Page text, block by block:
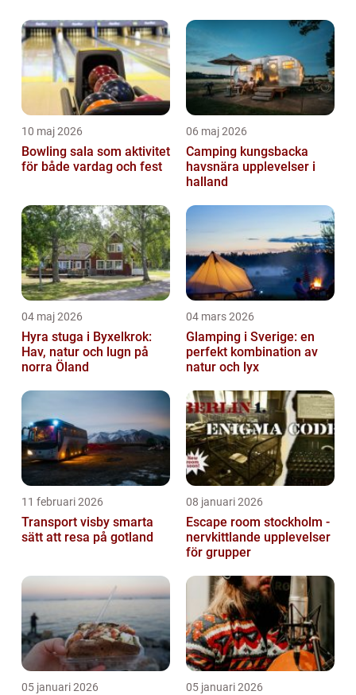
10 maj 2026
Bowling sala som aktivitet
för både vardag och fest
06 maj 2026
Camping kungsbacka
havsnära upplevelser i
halland
04 maj 2026
Hyra stuga i Byxelkrok:
Hav, natur och lugn på
norra Öland
04 mars 2026
Glamping i Sverige: en
perfekt kombination av
natur och lyx
11 februari 2026
Transport visby smarta
sätt att resa på gotland
08 januari 2026
Escape room stockholm -
nervkittlande upplevelser
för grupper
05 januari 2026 05 januari 2026